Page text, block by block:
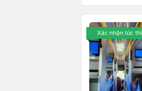
Xác nhận tức thì